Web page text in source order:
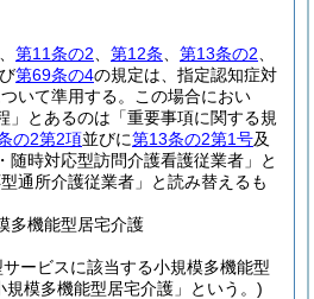
第11条の2 第12条 第13条の2
第69条の4の規定は、指定認知症対
いて準用する。
この場合におい
」とあるのは「重要事項に関する規
の2第2項並びに第13条の2第1号及
随時対応型訪問介護看護従業者」と
通所介護従業者」と読み替えるも
多機能型居宅介護
ービスに該当する小規模多機能型
規模多機能型居宅介護」という。)